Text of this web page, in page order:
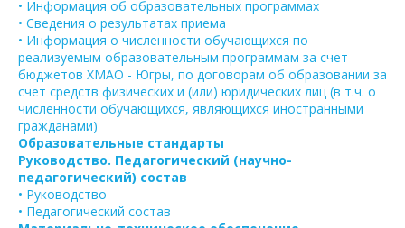
• Информация об образовательных программах
• Сведения о результатах приема
• Информация о численности обучающихся по
реализуемым образовательным программам за счет
бюджетов ХМАО - Югры, по договорам об образовании за
счет средств физических и (или) юридических лиц (в т.ч. о
численности обучающихся, являющихся иностранными
гражданами)
Образовательные стандарты
Руководство. Педагогический (научно-
педагогический) состав
• Руководство
• Педагогический состав